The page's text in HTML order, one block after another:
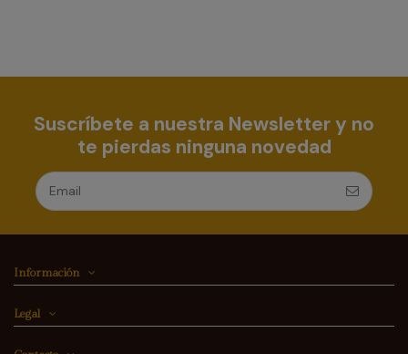
Suscríbete a nuestra Newsletter y no
te pierdas ninguna novedad
Información
Legal